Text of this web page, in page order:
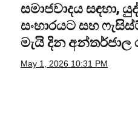
සමාජවාදය සඳහා,
සංහාරයට සහ
මැයි දින
May 1, 2026 10:31 PM